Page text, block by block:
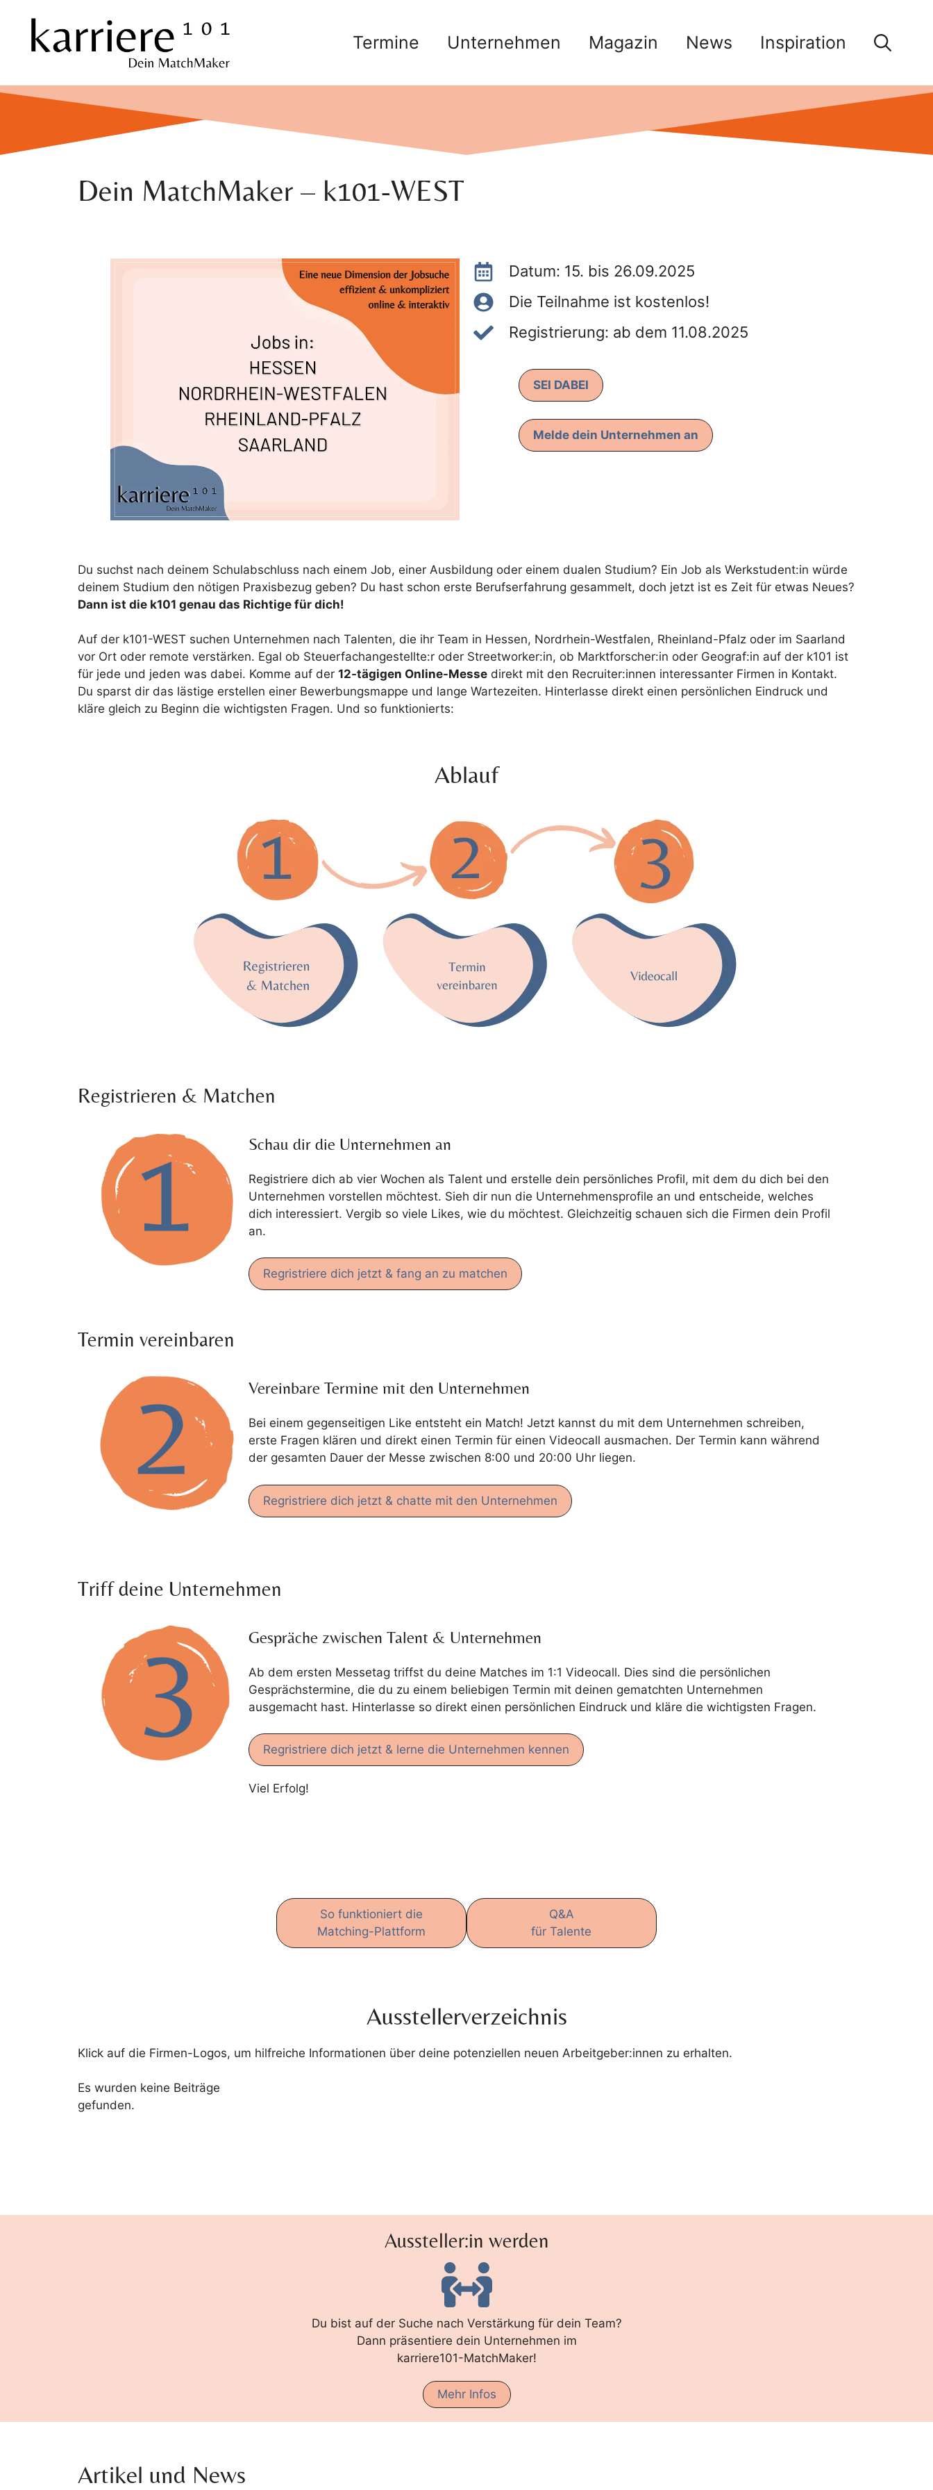
springen
Termine Unternehmen Magazin News Inspiration
Dein MatchMaker – k101-WEST
Datum: 15. bis 26.09.2025
Die Teilnahme ist kostenlos!
Registrierung: ab dem 11.08.2025
SEI DABEI
Melde dein Unternehmen an
Du suchst nach deinem Schulabschluss nach einem Job, einer Ausbildung oder einem dualen Studium? Ein Job als Werkstudent:in würde
deinem Studium den nötigen Praxisbezug geben? Du hast schon erste Berufserfahrung gesammelt, doch jetzt ist es Zeit für etwas Neues?
Dann ist die k101 genau das Richtige für dich!
Auf der k101-WEST suchen Unternehmen nach Talenten, die ihr Team in Hessen, Nordrhein-Westfalen, Rheinland-Pfalz oder im Saarland
vor Ort oder remote verstärken. Egal ob Steuerfachangestellte:r oder Streetworker:in, ob Marktforscher:in oder Geograf:in auf der k101 ist
für jede und jeden was dabei. Komme auf der 12-tägigen Online-Messe direkt mit den Recruiter:innen interessanter Firmen in Kontakt.
Du sparst dir das lästige erstellen einer Bewerbungsmappe und lange Wartezeiten. Hinterlasse direkt einen persönlichen Eindruck und
kläre gleich zu Beginn die wichtigsten Fragen. Und so funktionierts:
Ablauf
Registrieren & Matchen
Schau dir die Unternehmen an
Registriere dich ab vier Wochen als Talent und erstelle dein persönliches Profil, mit dem du dich bei den
Unternehmen vorstellen möchtest. Sieh dir nun die Unternehmensprofile an und entscheide, welches
dich interessiert. Vergib so viele Likes, wie du möchtest. Gleichzeitig schauen sich die Firmen dein Profil
an.
Regristriere dich jetzt & fang an zu matchen
Termin vereinbaren
Vereinbare Termine mit den Unternehmen
Bei einem gegenseitigen Like entsteht ein Match! Jetzt kannst du mit dem Unternehmen schreiben,
erste Fragen klären und direkt einen Termin für einen Videocall ausmachen. Der Termin kann während
der gesamten Dauer der Messe zwischen 8:00 und 20:00 Uhr liegen.
Regristriere dich jetzt & chatte mit den Unternehmen
Triff deine Unternehmen
Gespräche zwischen Talent & Unternehmen
Ab dem ersten Messetag triffst du deine Matches im 1:1 Videocall. Dies sind die persönlichen
Gesprächstermine, die du zu einem beliebigen Termin mit deinen gematchten Unternehmen
ausgemacht hast. Hinterlasse so direkt einen persönlichen Eindruck und kläre die wichtigsten Fragen.
Regristriere dich jetzt & lerne die Unternehmen kennen
Viel Erfolg!
So funktioniert die
Matching-Plattform
Q&A
für Talente
Ausstellerverzeichnis
Klick auf die Firmen-Logos, um hilfreiche Informationen über deine potenziellen neuen Arbeitgeber:innen zu erhalten.
Es wurden keine Beiträge
gefunden.
Aussteller:in werden
Du bist auf der Suche nach Verstärkung für dein Team?
Dann präsentiere dein Unternehmen im
karriere101-MatchMaker!
Mehr Infos
Artikel und News